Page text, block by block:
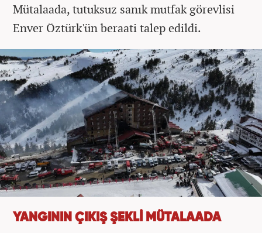
Mütalaada, tutuksuz sanık mutfak görevlisi
Enver Öztürk'ün beraati talep edildi.
YANGININ ÇIKIŞ ŞEKLİ MÜTALAADA